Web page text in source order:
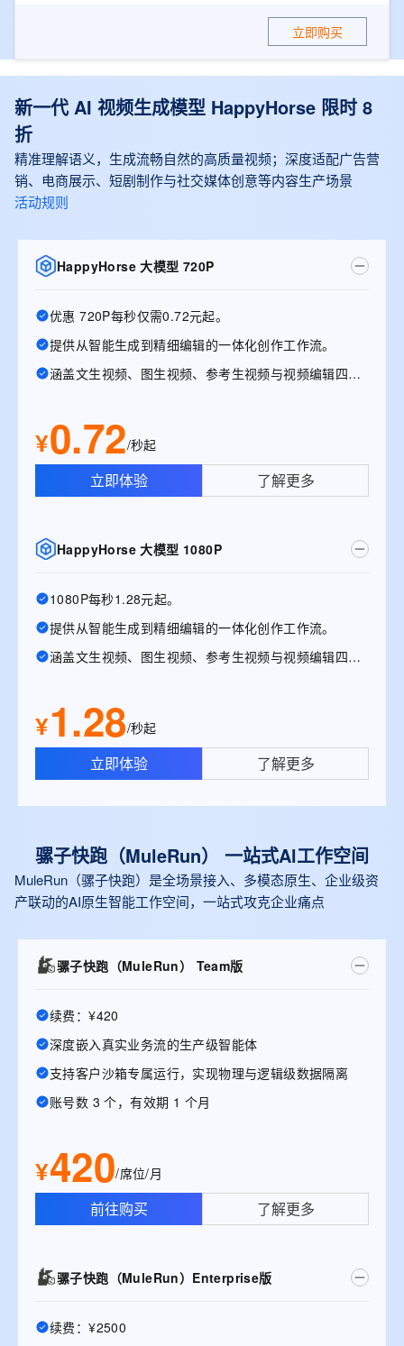
立即购买
新一代 AI 视频生成模型 HappyHorse 限时 8
折
精准理解语义，生成流畅自然的高质量视频；深度适配广告营
销、电商展示、短剧制作与社交媒体创意等内容生产场景
活动规则
HappyHorse 大模型 720P
优惠 720P每秒仅需0.72元起。
提供从智能生成到精细编辑的一体化创作工作流。
涵盖文生视频、图生视频、参考生视频与视频编辑四大能力
¥0.72/秒起
立即体验 了解更多
HappyHorse 大模型 1080P
1080P每秒1.28元起。
提供从智能生成到精细编辑的一体化创作工作流。
涵盖文生视频、图生视频、参考生视频与视频编辑四大能力。
¥1.28/秒起
立即体验 了解更多
骡子快跑（MuleRun） 一站式Al工作空间
MuleRun（骡子快跑）是全场景接入、多模态原生、企业级资
产联动的AI原生智能工作空间，一站式攻克企业痛点
骡子快跑（MuleRun） Team版
续费：¥420
深度嵌入真实业务流的生产级智能体
支持客户沙箱专属运行，实现物理与逻辑级数据隔离
账号数 3 个，有效期 1 个月
¥420/席位/月
前往购买 了解更多
骡子快跑（MuleRun）Enterprise版
续费：¥2500